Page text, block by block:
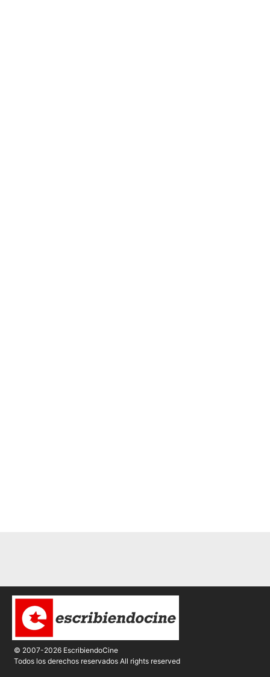
© 2007-2026 EscribiendoCine
Todos los derechos reservados All rights reserved